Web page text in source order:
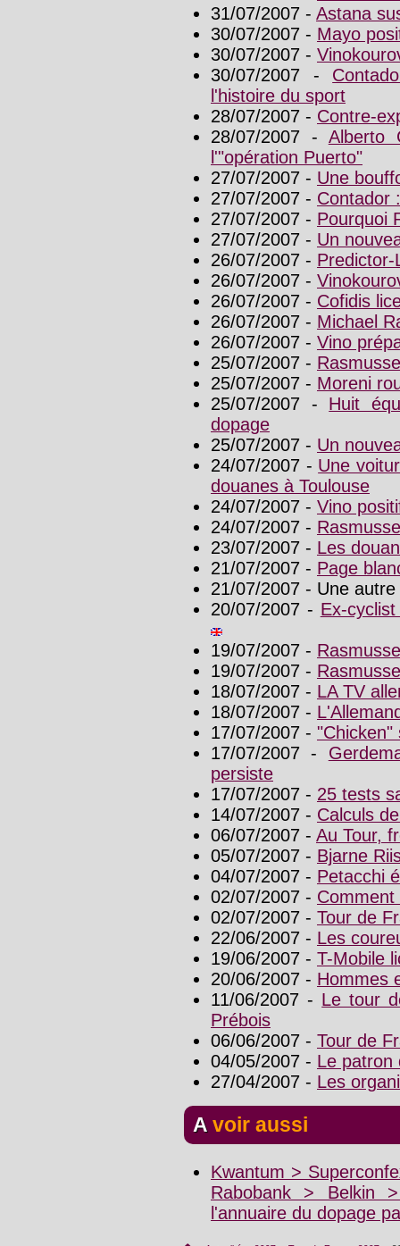
31/07/2007 - Astana
30/07/2007 - Mayo
30/07/2007 -
30/07/2007 -
l'histoire du sport
28/07/2007 - Contre-
28/07/2007 - Alberto
l'"opération Puerto"
27/07/2007 - Une
27/07/2007 - Contador
27/07/2007 - Pourquoi
27/07/2007 - Un
26/07/2007 -
26/07/2007 -
26/07/2007 - Cofidis
26/07/2007 - Michael
26/07/2007 - Vino
25/07/2007 -
25/07/2007 - Moreni
25/07/2007 - Huit
dopage
25/07/2007 - Un
24/07/2007 - Une
douanes à Toulouse
24/07/2007 - Vino
24/07/2007 -
23/07/2007 - Les
21/07/2007 - Page
21/07/2007 - Une
20/07/2007 - Ex-
19/07/2007 -
19/07/2007 -
18/07/2007 - LA TV
18/07/2007 -
17/07/2007 - "Chicken"
17/07/2007 -
persiste
17/07/2007 - 25 tests
14/07/2007 - Calculs
06/07/2007 - Au Tour,
05/07/2007 - Bjarne
04/07/2007 - Petacchi
02/07/2007 -
02/07/2007 - Tour de
22/06/2007 - Les
19/06/2007 - T-Mobile
20/06/2007 - Hommes
11/06/2007 - Le tour
Prébois
06/06/2007 - Tour de
04/05/2007 - Le patron
27/04/2007 - Les
A voir aussi
Kwantum >
Rabobank > Belkin
l'annuaire du dopage